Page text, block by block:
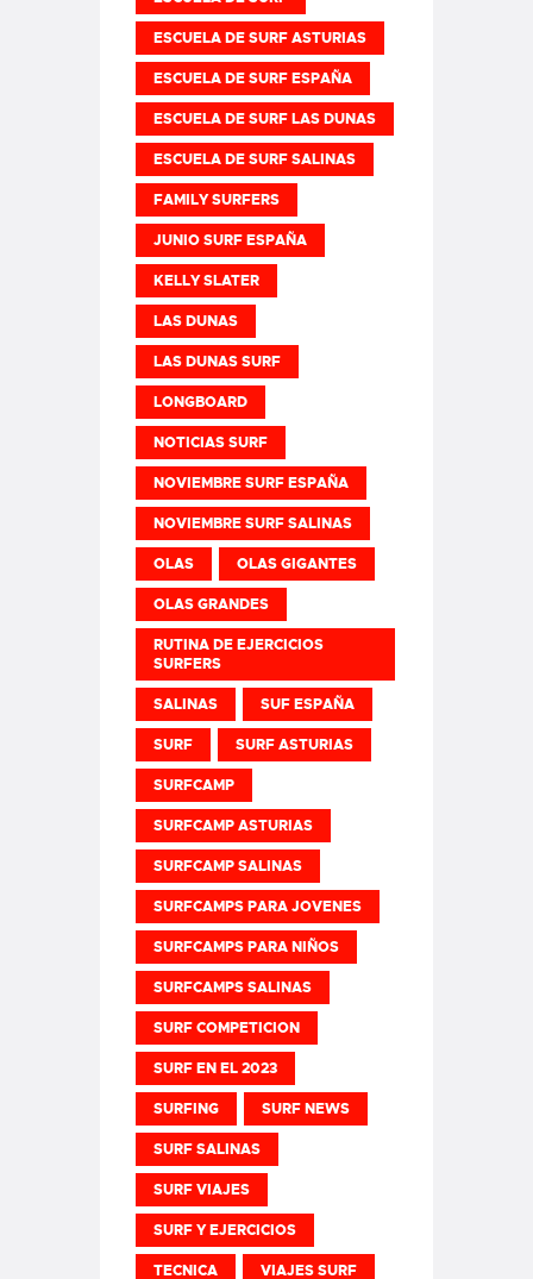
ESCUELA DE SURF ASTURIAS
ESCUELA DE SURF ESPAÑA
ESCUELA DE SURF LAS DUNAS
ESCUELA DE SURF SALINAS
FAMILY SURFERS
JUNIO SURF ESPAÑA
KELLY SLATER
LAS DUNAS
LAS DUNAS SURF
LONGBOARD
NOTICIAS SURF
NOVIEMBRE SURF ESPAÑA
NOVIEMBRE SURF SALINAS
OLAS OLAS GIGANTES
OLAS GRANDES
RUTINA DE EJERCICIOS
SURFERS
SALINAS SUF ESPAÑA
SURF SURF ASTURIAS
SURFCAMP
SURFCAMP ASTURIAS
SURFCAMP SALINAS
SURFCAMPS PARA JOVENES
SURFCAMPS PARA NIÑOS
SURFCAMPS SALINAS
SURF COMPETICION
SURF EN EL 2023
SURFING SURF NEWS
SURF SALINAS
SURF VIAJES
SURF Y EJERCICIOS
TECNICA VIAJES SURF